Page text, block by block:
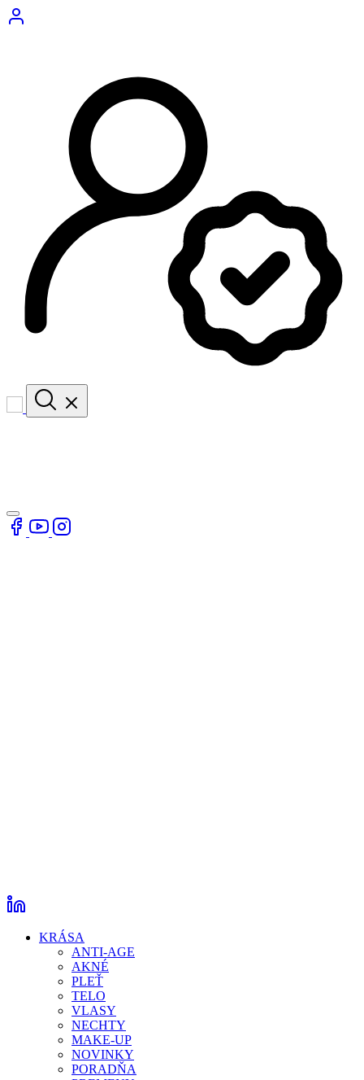
KRÁSA
ANTI-AGE
AKNÉ
PLEŤ
TELO
VLASY
NECHTY
MAKE-UP
NOVINKY
PORADŇA